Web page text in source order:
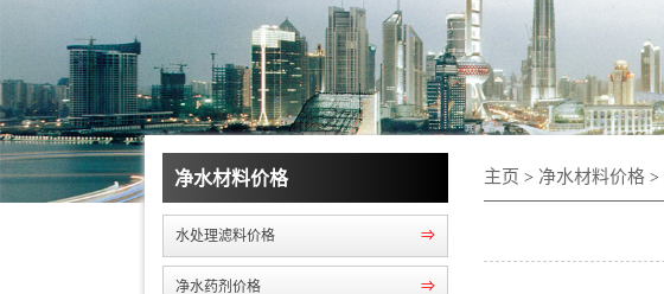
净水材料价格
水处理滤料价格 ⇒
净水药剂价格 ⇒
主页 > 净水材料价格 >